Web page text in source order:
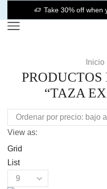
Take 30% off when
Inicio
“TAZA
View as:
Grid
List
Products